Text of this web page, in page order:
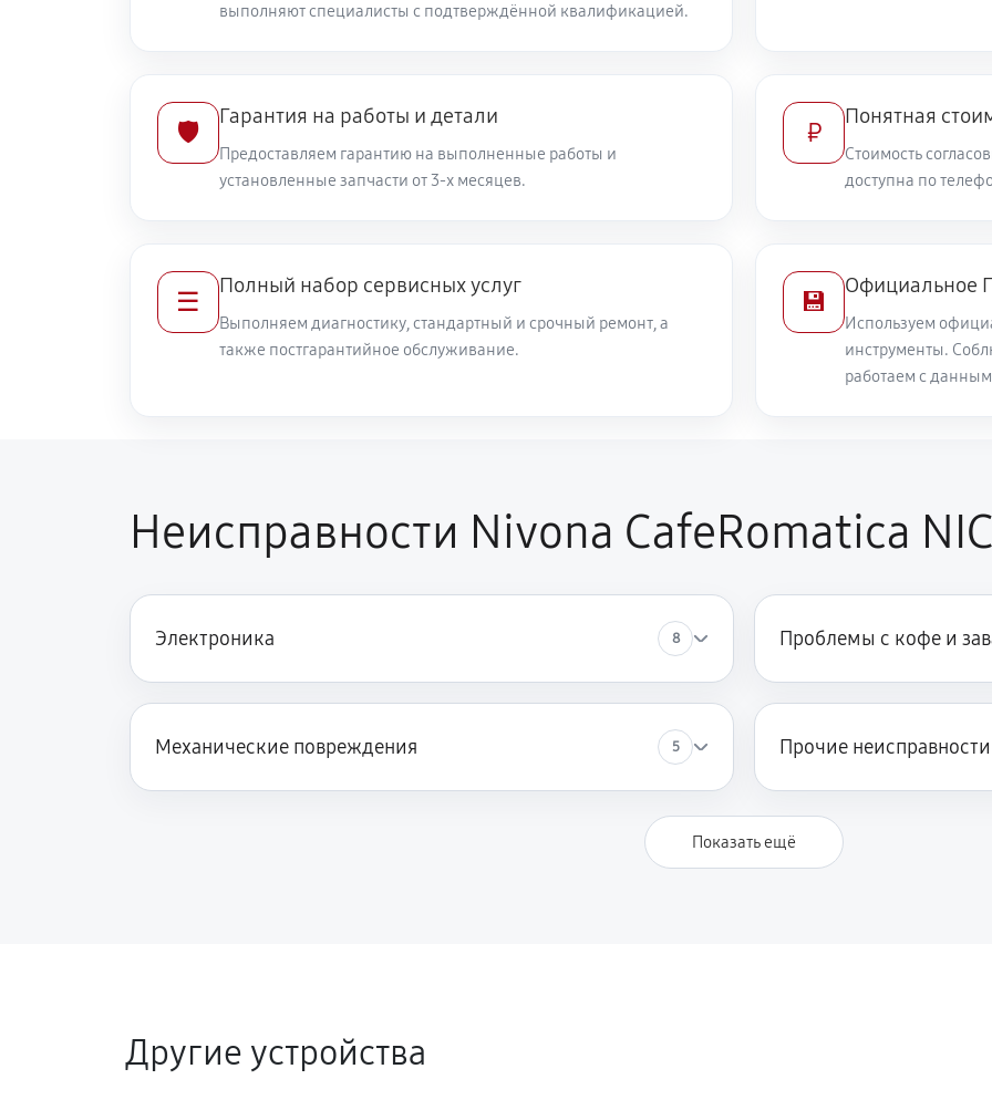
выполняют специалисты с подтверждённой квалификацией.
🛡️
Гарантия на работы и детали
Предоставляем гарантию на выполненные работы и
установленные запчасти от 3-х месяцев.
₽
Понятная
Стоимость
доступна по
☰
Полный набор сервисных услуг
Выполняем диагностику, стандартный и срочный ремонт, а
также постгарантийное обслуживание.
💾
Официальное
Используем
инструменты.
работаем с
Неисправности Nivona CafeRomatica
Электроника 8 Проблемы с кофе и
Механические повреждения 5 Прочие неисправности
Показать ещё
Другие устройства